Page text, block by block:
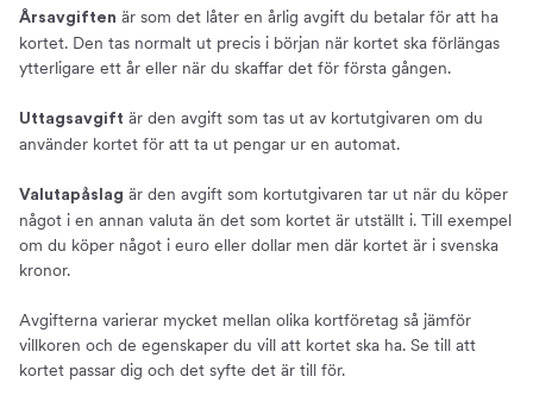
Årsavgiften är som det låter en årlig avgift du betalar för att ha
kortet. Den tas normalt ut precis i början när kortet ska förlängas
ytterligare ett år eller när du skaffar det för första gången.
Uttagsavgift är den avgift som tas ut av kortutgivaren om du
använder kortet för att ta ut pengar ur en automat.
Valutapåslag är den avgift som kortutgivaren tar ut när du köper
något i en annan valuta än det som kortet är utställt i. Till exempel
om du köper något i euro eller dollar men där kortet är i svenska
kronor.
Avgifterna varierar mycket mellan olika kortföretag så jämför
villkoren och de egenskaper du vill att kortet ska ha. Se till att
kortet passar dig och det syfte det är till för.